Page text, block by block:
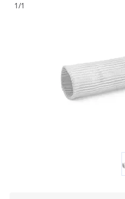
1/1